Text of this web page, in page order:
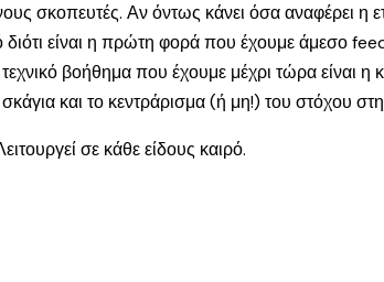
σκοπευτές. Αν όντως κάνει όσα αναφέρει η
διότι είναι η πρώτη φορά που έχουμε άμεσο
βοήθημα που έχουμε μέχρι τώρα είναι η
και το κεντράρισμα (ή μη!) του στόχου
σε κάθε είδους καιρό.